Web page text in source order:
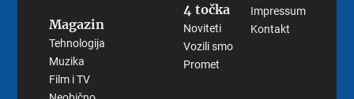
Magazin
Tehnologija
Muzika
Film i TV
4 točka
Noviteti
Vozili smo
Promet
Impressum
Kontakt